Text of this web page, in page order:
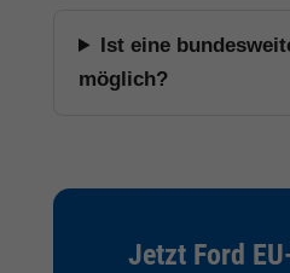
Ist eine
möglich?
Jetzt Ford